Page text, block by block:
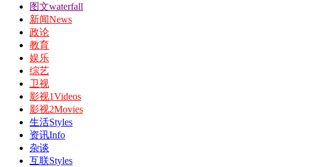
图文waterfall
新闻News
政论
教育
娱乐
综艺
卫视
影视1Videos
影视2Movies
生活Styles
资讯Info
杂谈
互联Styles